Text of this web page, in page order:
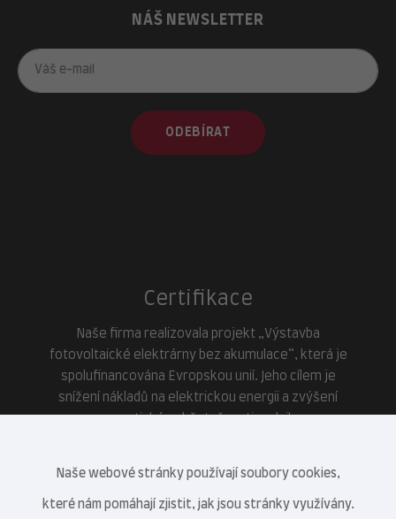
NÁŠ NEWSLETTER
ODEBÍRAT
Certifikace
Naše firma realizovala projekt „Výstavba
fotovoltaické elektrárny bez akumulace“, která je
spolufinancována Evropskou unií. Jeho cílem je
snížení nákladů na elektrickou energii a zvýšení
Naše webové stránky používají soubory cookies,
které nám pomáhají zjistit, jak jsou stránky využívány.